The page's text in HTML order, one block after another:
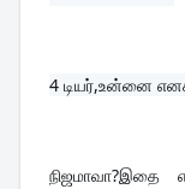
4 டியர்,உன்னை
நிஜமாவா?இதை